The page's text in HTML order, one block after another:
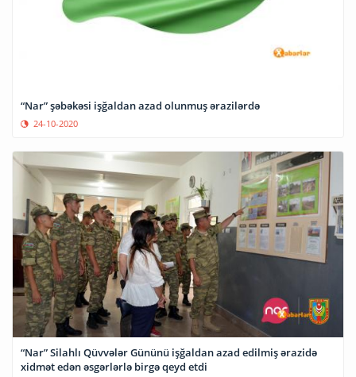
“Nar” şəbəkəsi işğaldan azad olunmuş ərazilərdə
24-10-2020
“Nar” Silahlı Qüvvələr Gününü işğaldan azad edilmiş ərazidə
xidmət edən əsgərlərlə birgə qeyd etdi